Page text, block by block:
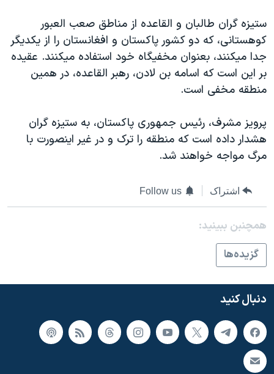
چهل سال گروگان‌گیری
قانون شفافیت دارائی کادر رهبری ایران
اعتراضات مردمی آبان ۹۸
نرگس محمدی برنده جایزه نوبل صلح
همایش محافظه‌کاران آمریکا «سی‌پک»
سفر پرزیدنت ترامپ به چین
ستيزه گران طالبان و القاعده از مناطق صعب العبور
کوهستانی، که دو کشور پاکستان و افغانستان را از يکديگر
جدا ميکنند، بعنوان مخفيگاه خود استفاده ميکنند. عقيده
بر اين است که اسامه بن لادن، رهبر القاعده، در همين
منطقه مخفی است.
پرويز مشرف، رئيس جمهوری پاکستان، به ستيزه گران
هشدار داده است که منطقه را ترک و در غير اينصورت با
مرگ مواجه خواهند شد.
اشتراک Follow us
همچنبن ببینید:
گزيده‌ها
دنبال کنید